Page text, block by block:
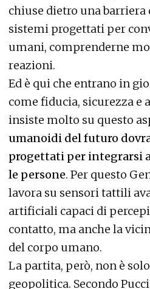
chiuse dietro una barriera
sistemi progettati per
umani, comprenderne
reazioni.
Ed è qui che entrano in
come fiducia, sicurezza e
insiste molto su questo
umanoidi del futuro
progettati per integrarsi
le persone. Per questo
lavora su sensori tattili
artificiali capaci di
contatto, ma anche la
del corpo umano.
La partita, però, non è
geopolitica. Secondo Pucci